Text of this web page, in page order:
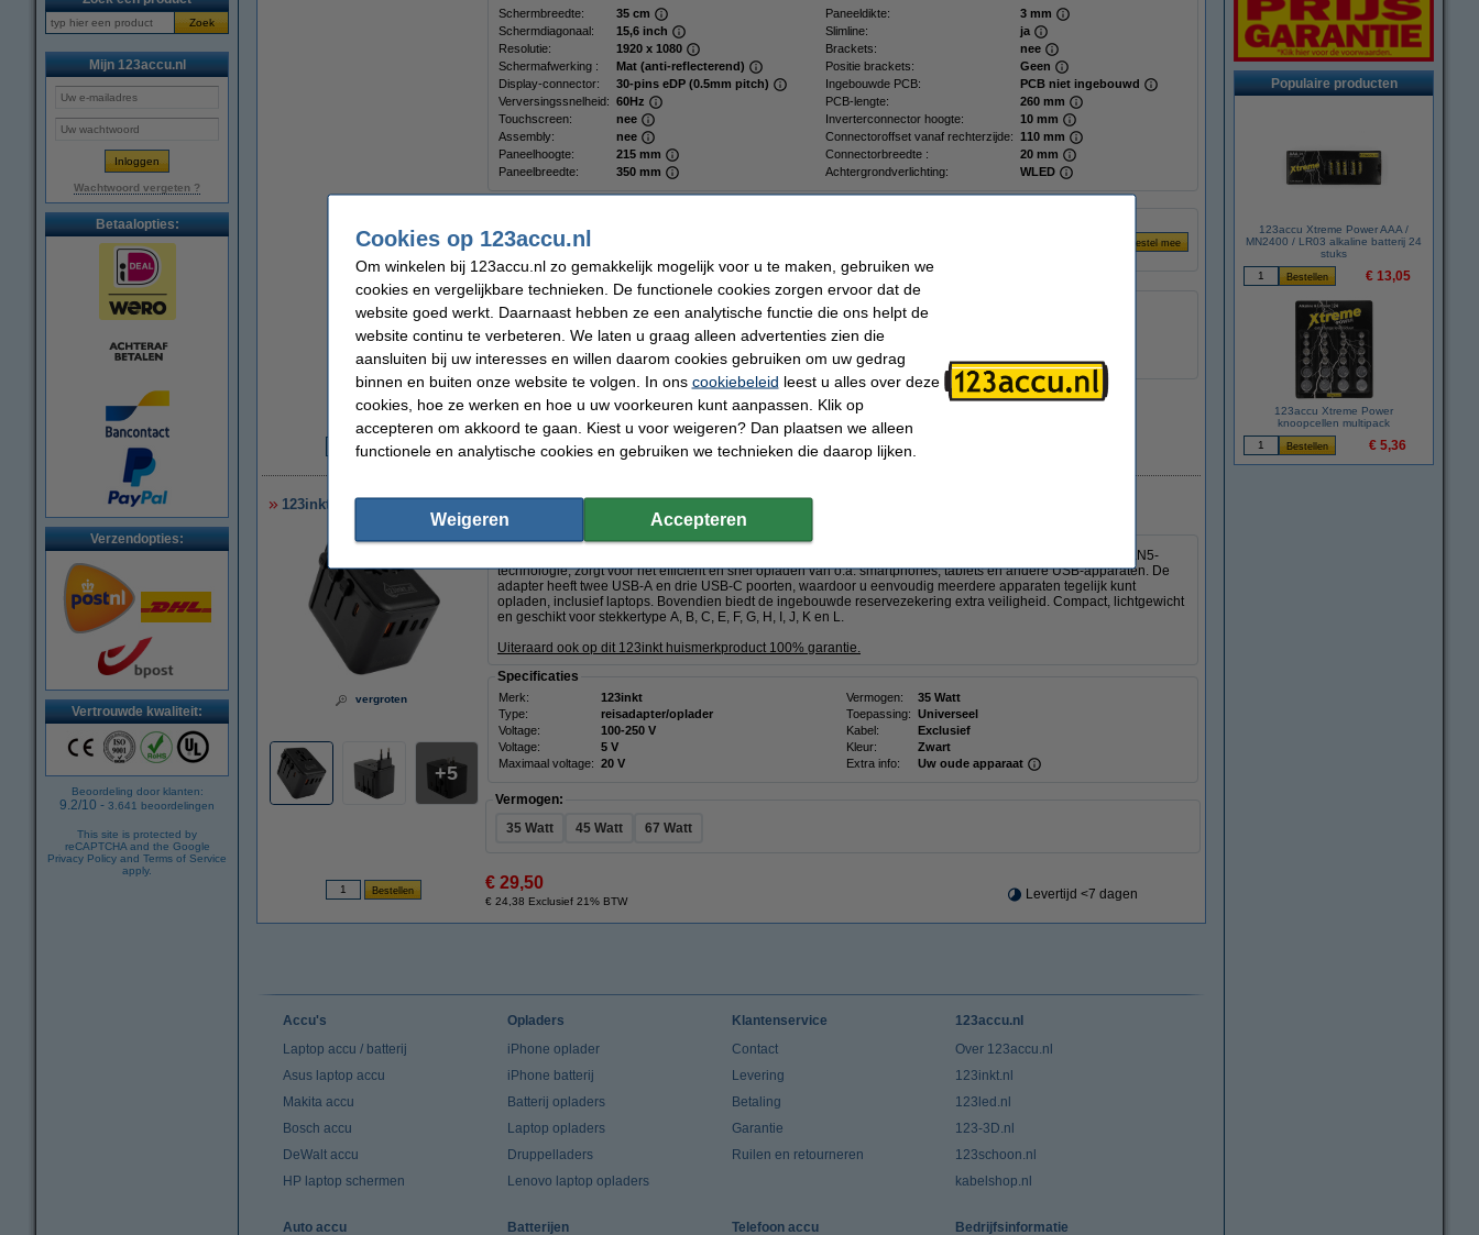
Zoek
Mijn 123accu.nl
Wachtwoord vergeten ?
Betaalopties:
Verzendopties:
Vertrouwde kwaliteit:
Beoordeling door klanten:
9.2/10 - 3.641 beoordelingen
This site is protected by
reCAPTCHA and the Google
Privacy Policy and Terms of Service
apply.
Schermbreedte: 35 cm Paneeldikte:
3 mm
Schermdiagonaal:
15,6 inch Slimline:
ja
Resolutie:
1920 x 1080 Brackets:
nee
Schermafwerking :
Mat (anti-reflecterend) Positie brackets:
Geen
Display-connector:
30-pins eDP (0.5mm pitch) Ingebouwde PCB:
PCB niet ingebouwd
Verversingssnelheid: 60Hz PCB-lengte:
260 mm
Touchscreen:
nee Inverterconnector hoogte:
10 mm
Assembly:
nee Connectoroffset vanaf rechterzijde: 110 mm
Paneelhoogte:
215 mm Connectorbreedte :
20 mm
Paneelbreedte:
350 mm Achtergrondverlichting: WLED
Plakstrips voor laptop LCD scherm (2 stuks)
Dit product vervangt partnummers:
- 00NY687 - 00NY692
- 01YN132
- 01YN133
- 01YN134
- 02DC347
- 02DC348
- 061FT0
-Klik hier voor meer productcodes
Nu bestellen is maandag in huis
€ 54,95
€ 45,41 Exclusief 21% BTW
123inkt reisadapter/oplader 35W met 2 USB-A + 3 USB-C
vergroten
5
Met de 123inkt reisadapter 35W beschikt u over een krachtige en veelzijdige oplader. De geavanceerde GaN5-
technologie, zorgt voor het efficiënt en snel opladen van o.a. smartphones, tablets en andere USB-apparaten. De
adapter heeft twee USB-A en drie USB-C poorten, waardoor u eenvoudig meerdere apparaten tegelijk kunt
opladen, inclusief laptops. Bovendien biedt de ingebouwde reservezekering extra veiligheid. Compact, lichtgewicht
en geschikt voor stekkertype A, B, C, E, F, G, H, I, J, K en L.
Uiteraard ook op dit 123inkt huismerkproduct 100% garantie.
Specificaties
Merk: 123inkt Vermogen:
35 Watt
Type:
reisadapter/oplader Toepassing: Universeel
Voltage:
100-250 V Kabel:
Exclusief
Voltage:
5 V Kleur:
Zwart
Maximaal voltage: 20 V Extra info: Uw oude apparaat
Vermogen:
35 Watt
45 Watt 67 Watt
€ 29,50
€ 24,38 Exclusief 21% BTW Levertijd <7 dagen
Populaire producten
123accu Xtreme Power AAA /
MN2400 / LR03 alkaline batterij 24
stuks
€ 13,05
123accu Xtreme Power
knoopcellen multipack
€ 5,36
Accu's
Laptop accu / batterij
Asus laptop accu
Makita accu
Bosch accu
DeWalt accu
HP laptop schermen
Opladers
iPhone oplader
iPhone batterij
Batterij opladers
Laptop opladers
Druppelladers
Lenovo laptop opladers
Klantenservice
Contact
Levering
Betaling
Garantie
Ruilen en retourneren
123accu.nl
Over 123accu.nl
123inkt.nl
123led.nl
123-3D.nl
123schoon.nl
kabelshop.nl
Auto accu Batterijen Telefoon accu Bedrijfsinformatie
Cookies op 123accu.nl
Om winkelen bij 123accu.nl zo gemakkelijk mogelijk voor u te maken, gebruiken we
cookies en vergelijkbare technieken. De functionele cookies zorgen ervoor dat de
website goed werkt. Daarnaast hebben ze een analytische functie die ons helpt de
website continu te verbeteren. We laten u graag alleen advertenties zien die
aansluiten bij uw interesses en willen daarom cookies gebruiken om uw gedrag
binnen en buiten onze website te volgen. In ons cookiebeleid leest u alles over deze
cookies, hoe ze werken en hoe u uw voorkeuren kunt aanpassen. Klik op
accepteren om akkoord te gaan. Kiest u voor weigeren? Dan plaatsen we alleen
functionele en analytische cookies en gebruiken we technieken die daarop lijken.
Weigeren Accepteren